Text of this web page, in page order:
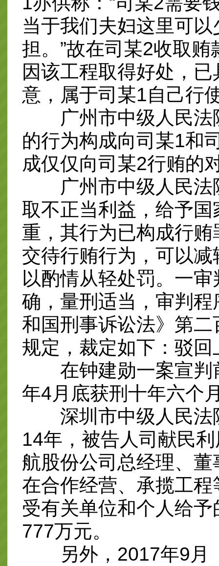
当于我们夫妇这里可
担。”故在司某2收取
因该工程取得好处，
意，属于司某1自己行
广州市中级人民法
的行为构成向司某1和
成仅仅向司某2行贿的
广州市中级人民法
取不正当利益，给予
重，其行为已构成行
交待行贿行为，可以
以酌情从轻处罚。一
确，量刑适当，审判
和国刑事诉讼法》第
规定，裁定如下：驳
在钟建勋一案宣判
年4月底获刑十年六个
深圳市中级人民法
14年，被告人司献民
航股份公司总经理、
在合作经营、承揽工
受有关单位和个人给
777万元。
另外，2017年9月